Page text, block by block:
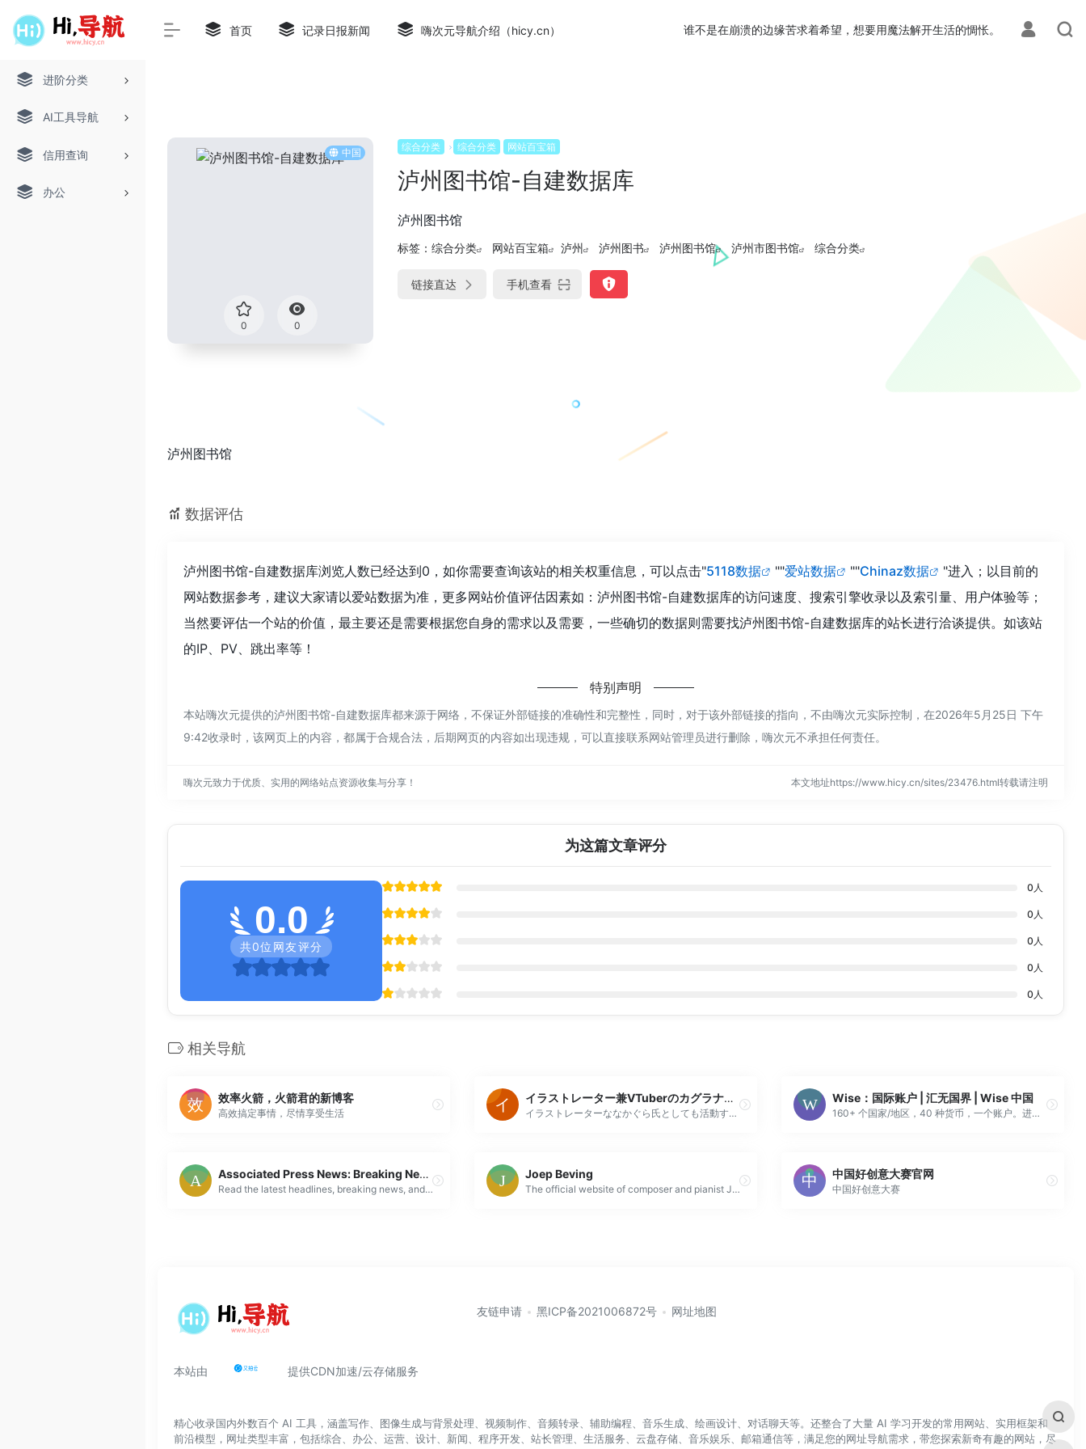
进阶分类
AI工具导航
信用查询
办公
首页 记录日报新闻 嗨次元导航介绍（hicy.cn） 谁不是在崩溃的边缘苦求着希望，想要用魔法解开生活的惆怅。
中国
0 0
综合分类 综合分类 网站百宝箱
泸州图书馆-自建数据库
泸州图书馆
标签： 综合分类 网站百宝箱 泸州 泸州图书 泸州图书馆 泸州市图书馆 综合分类
链接直达 手机查看
泸州图书馆
数据评估
泸州图书馆-自建数据库浏览人数已经达到0，如你需要查询该站的相关权重信息，可以点击"5118数据 ""爱站数据 ""Chinaz数据
"进入；以目前的
网站数据参考，建议大家请以爱站数据为准，更多网站价值评估因素如：泸州图书馆-自建数据库的访问速度、搜索引擎收录以及索引量、用户体验等；
当然要评估一个站的价值，最主要还是需要根据您自身的需求以及需要，一些确切的数据则需要找泸州图书馆-自建数据库的站长进行洽谈提供。如该站
的IP、PV、跳出率等！
特别声明
本站嗨次元提供的泸州图书馆-自建数据库都来源于网络，不保证外部链接的准确性和完整性，同时，对于该外部链接的指向，不由嗨次元实际控制，在2026年5月25日 下午
9:42收录时，该网页上的内容，都属于合规合法，后期网页的内容如出现违规，可以直接联系网站管理员进行删除，嗨次元不承担任何责任。
嗨次元致力于优质、实用的网络站点资源收集与分享！ 本文地址https://www.hicy.cn/sites/23476.html转载请注明
为这篇文章评分
0.0
共0位网友评分
0 人
0 人
0 人
0 人
0 人
相关导航
效率火箭，火箭君的新博客
高效搞定事情，尽情享受生活
イラストレーター兼VTuberのカグラナナ、アーティストとしてsupercellやEGOISTの事務所に所属
イラストレーターななかぐら氏としても活動するVTuber（バーチャルユーチューバー）カグラナナさんが、アーティストとして芸能事務所「インクストゥエンター」に所属することを発表しました。 カグラナナさんが所属するインクスト […]
Wise：国际账户 | 汇无国界 | Wise 中国
160+ 个国家/地区，40 种货币，一个账户。进行国际汇款、消费及管理资金的同时为您节省费用。
Associated Press News: Breaking News | Latest News Today
Read the latest headlines, breaking news, and videos at APNews.com, the definitive source for independent journalism from every corner of the globe.
Joep Beving
The official website of composer and pianist Joep Beving, featuring news, tour dates and online store.
中国好创意大赛官网
中国好创意大赛
本站由 提供CDN加速/云存储服务
友链申请 黑ICP备2021006872号 网址地图
精心收录国内外数百个 AI 工具，涵盖写作、图像生成与背景处理、视频制作、音频转录、辅助编程、音乐生成、绘画设计、对话聊天等。还整合了大量 AI 学习开发的常用网站、实用框架和
前沿模型，网址类型丰富，包括综合、办公、运营、设计、新闻、程序开发、站长管理、生活服务、云盘存储、音乐娱乐、邮箱通信等，满足您的网址导航需求，带您探索新奇有趣的网站，尽